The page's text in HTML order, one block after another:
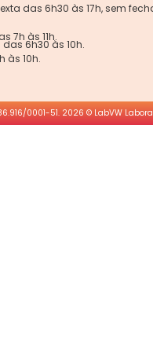
das 6h30 às 17h, sem
7h às 11h.
6h30 às 10h.
às 10h.
0001-51. 2026 © LabVW